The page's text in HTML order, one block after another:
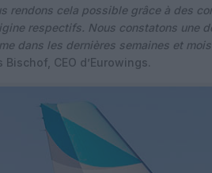
rendons cela possible grâce à des
respectifs. Nous constatons une
dans les dernières semaines et
CEO d’Eurowings.